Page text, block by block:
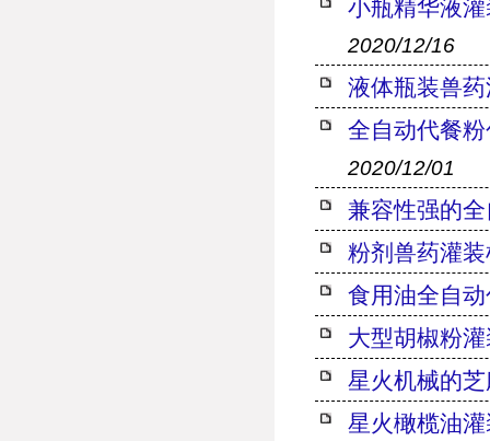
小瓶精华液
2020/12/16
液体瓶装兽
全自动代餐
2020/12/01
兼容性强的
粉剂兽药灌
食用油全自
大型胡椒粉
星火机械的
星火橄榄油